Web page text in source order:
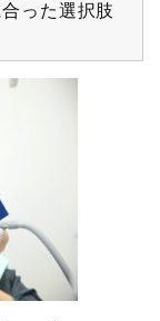
った選択肢